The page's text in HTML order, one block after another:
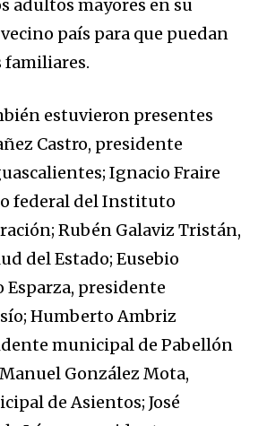
adultos mayores en su
país para que puedan
familiares.
estuvieron presentes
Castro, presidente
Ignacio Fraire
federal del Instituto
Rubén Galaviz Tristán,
del Estado; Eusebio
Esparza, presidente
Humberto Ambriz
municipal de Pabellón
González Mota,
de Asientos; José